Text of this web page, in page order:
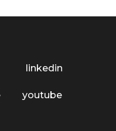
linkedin
youtube